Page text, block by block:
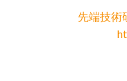
先端技術